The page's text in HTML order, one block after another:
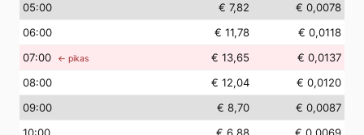
05:00 € 7,82
€ 0,0078
06:00 € 11,78
€ 0,0118
07:00 ← pikas € 13,65
€ 0,0137
08:00 € 12,04
€ 0,0120
09:00 € 8,70
€ 0,0087